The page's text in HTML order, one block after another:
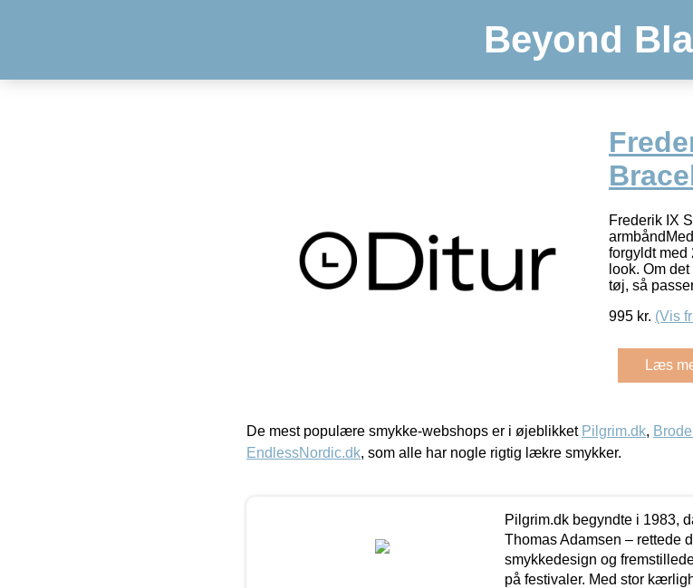
Beyond
Frederik IX
forgyldt med
look. Om
tøj, så
995 kr. (Vis
Læs
De mest populære smykke-webshops er i øjeblikket Pilgrim.dk,
EndlessNordic.dk, som alle har nogle rigtig lækre smykker.
Pilgrim.dk begyndte i 1983,
Thomas Adamsen – rettede
smykkedesign og
på festivaler. Med stor